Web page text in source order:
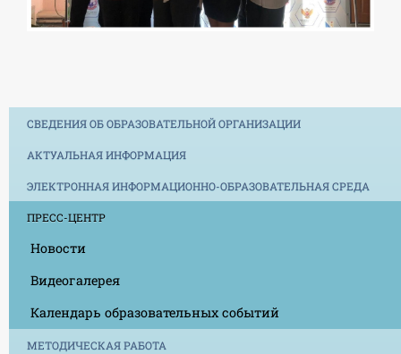
СВЕДЕНИЯ ОБ ОБРАЗОВАТЕЛЬНОЙ ОРГАНИЗАЦИИ
АКТУАЛЬНАЯ ИНФОРМАЦИЯ
ЭЛЕКТРОННАЯ ИНФОРМАЦИОННО-ОБРАЗОВАТЕЛЬНАЯ СРЕДА
ПРЕСС-ЦЕНТР
Новости
Видеогалерея
Календарь образовательных событий
МЕТОДИЧЕСКАЯ РАБОТА